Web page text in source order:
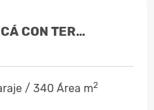
CON TER…
/ 340 Área m2